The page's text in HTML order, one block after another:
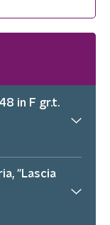
in F gr.t.
"Lascia